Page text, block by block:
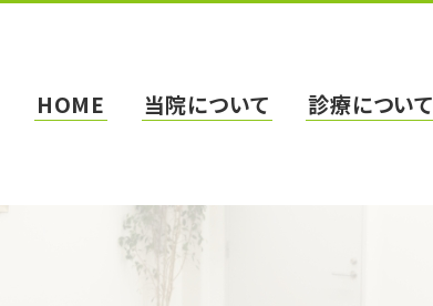
HOME 当院について 診療について